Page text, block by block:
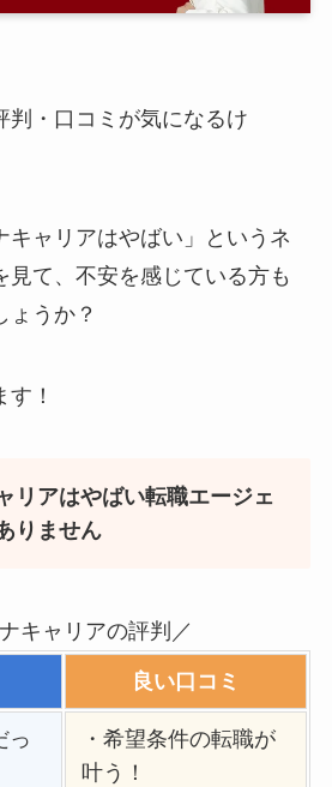
判・口コミが気になるけ
キャリアはやばい」というネ
見て、不安を感じている方も
ょうか？
！
リアはやばい転職エージェ
りません
キャリアの評判／
良い口コミ
っ
・希望条件の転職が
叶う！